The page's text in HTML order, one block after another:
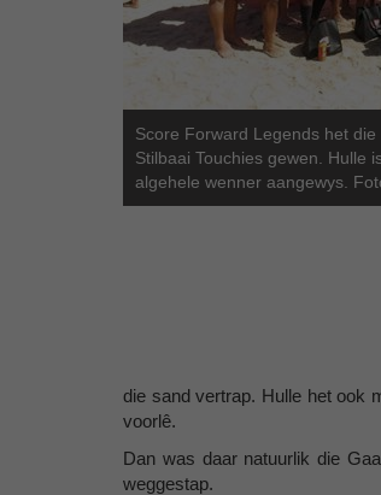
Score Forward Legends het
Stilbaai Touchies gewen. Hulle
algehele wenner aangewys.
die sand vertrap. Hulle het ook
voorlê.
Dan was daar natuurlik die
weggestap.